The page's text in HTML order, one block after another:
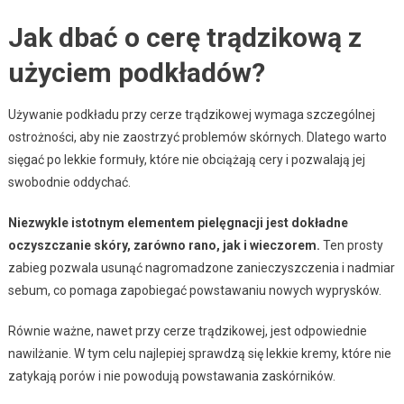
Jak dbać o cerę trądzikową z
użyciem podkładów?
Używanie podkładu przy cerze trądzikowej wymaga szczególnej
ostrożności, aby nie zaostrzyć problemów skórnych. Dlatego warto
sięgać po lekkie formuły, które nie obciążają cery i pozwalają jej
swobodnie oddychać.
Niezwykle istotnym elementem pielęgnacji jest dokładne
oczyszczanie skóry, zarówno rano, jak i wieczorem. Ten prosty
zabieg pozwala usunąć nagromadzone zanieczyszczenia i nadmiar
sebum, co pomaga zapobiegać powstawaniu nowych wyprysków.
Równie ważne, nawet przy cerze trądzikowej, jest odpowiednie
nawilżanie. W tym celu najlepiej sprawdzą się lekkie kremy, które nie
zatykają porów i nie powodują powstawania zaskórników.